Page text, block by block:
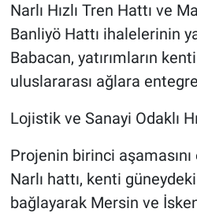
Narlı Hızlı Tren Hattı ve
Banliyö Hattı ihalelerinin
Babacan, yatırımların
uluslararası ağlara
Lojistik ve Sanayi Odaklı
Projenin birinci
Narlı hattı, kenti
bağlayarak Mersin ve